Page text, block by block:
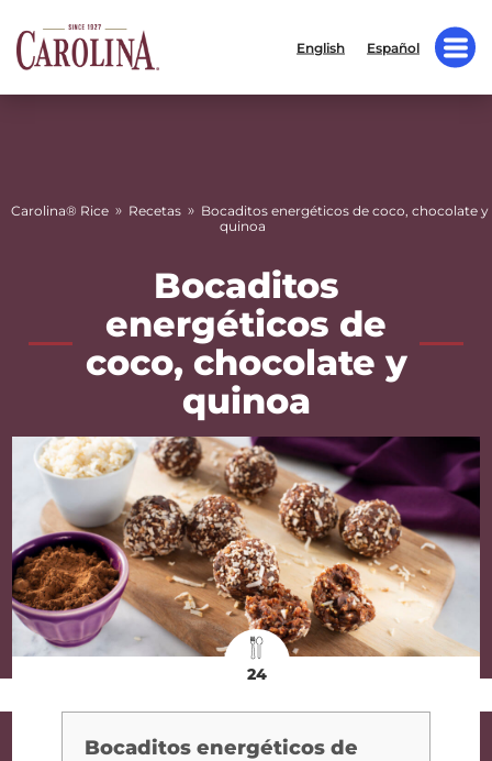
English Español
Carolina® Rice » Recetas » Bocaditos energéticos de coco, chocolate y
quinoa
Bocaditos
energéticos de
coco, chocolate y
quinoa
24
Bocaditos energéticos de